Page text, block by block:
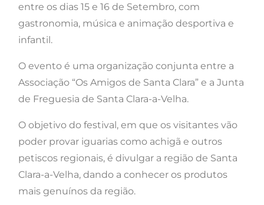
entre os dias 15 e 16 de Setembro, com
gastronomia, música e animação desportiva e
infantil.
O evento é uma organização conjunta entre a
Associação “Os Amigos de Santa Clara” e a Junta
de Freguesia de Santa Clara-a-Velha.
O objetivo do festival, em que os visitantes vão
poder provar iguarias como achigã e outros
petiscos regionais, é divulgar a região de Santa
Clara-a-Velha, dando a conhecer os produtos
mais genuínos da região.